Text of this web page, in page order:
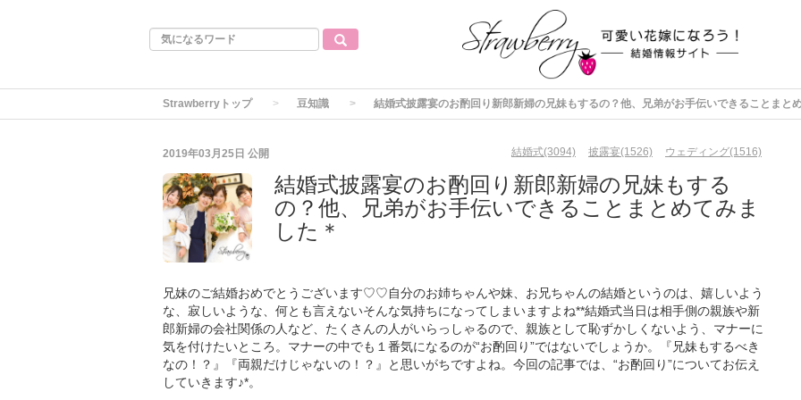
Strawberryトップ 豆知識 結婚式披露宴のお酌回り新郎新婦の兄妹もするの？他、兄弟がお手伝いできることまと
2019年03月25日 公開 結婚式(3094) 披露宴(1526) ウェディング(1516)
結婚式披露宴のお酌回り新郎新婦の兄妹もする
の？他、兄弟がお手伝いできることまとめてみま
した＊
兄妹のご結婚おめでとうございます♡♡自分のお姉ちゃんや妹、お兄ちゃんの結婚というのは、嬉しいよう
な、寂しいような、何とも言えないそんな気持ちになってしまいますよね**結婚式当日は相手側の親族や新
郎新婦の会社関係の人など、たくさんの人がいらっしゃるので、親族として恥ずかしくないよう、マナーに
気を付けたいところ。マナーの中でも１番気になるのが“お酌回り”ではないでしょうか。『兄妹もするべき
なの！？』『両親だけじゃないの！？』と思いがちですよね。今回の記事では、“お酌回り”についてお伝え
していきます♪*。